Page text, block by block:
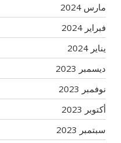
مارس 2024
فبراير 2024
يناير 2024
ديسمبر 2023
نوفمبر 2023
أكتوبر 2023
سبتمبر 2023